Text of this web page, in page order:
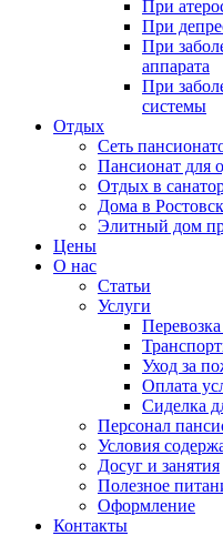
При
При
При
аппарата
При
системы
Отдых
Сеть
Пансионат для
Отдых в
Дома в
Элитный дом
Цены
О нас
Статьи
Услуги
Уход за
Оплата
Сиделка
Персонал
Условия
Досуг и занятия
Полезное
Оформление
Контакты